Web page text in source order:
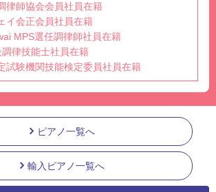
律師協会会員社員在籍
イ会正会員社員在籍
MPS選任調律師社員在籍
律技能士社員在籍
試験機関技能検定委員社員在籍
ピアノ一覧へ
輸入ピアノ一覧へ